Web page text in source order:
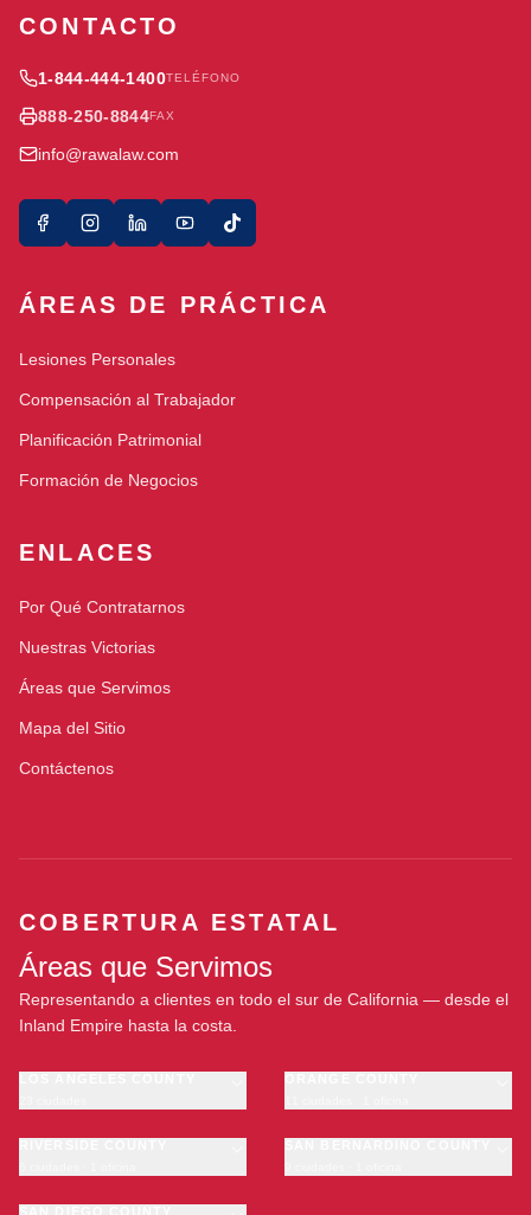
CONTACTO
1-844-444-1400TELÉFONO
888-250-8844FAX
info@rawalaw.com
ÁREAS DE PRÁCTICA
Lesiones Personales
Compensación al Trabajador
Planificación Patrimonial
Formación de Negocios
ENLACES
Por Qué Contratarnos
Nuestras Victorias
Áreas que Servimos
Mapa del Sitio
Contáctenos
COBERTURA ESTATAL
Áreas que Servimos
Representando a clientes en todo el sur de California — desde el
Inland Empire hasta la costa.
Glendale
Pasadena
Irvine